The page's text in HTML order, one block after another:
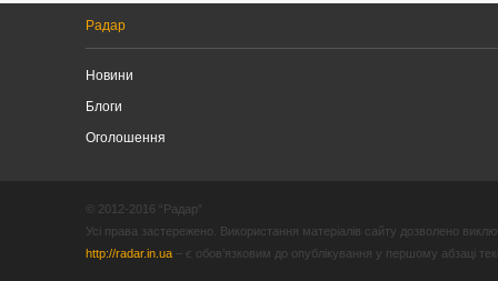
Радар
Новини
Блоги
Оголошення
© 2012-2016 “Радар”
Усі права застережено. Використання матеріалів сайту дозволено
http://radar.in.ua – є обов’язковим до опублікування у першому абзаці